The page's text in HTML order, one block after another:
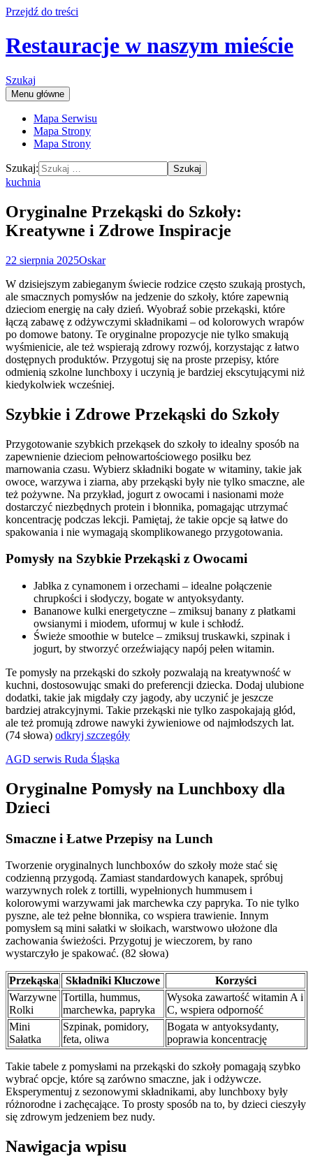
Przejdź do treści
Restauracje w naszym mieście
Szukaj
Menu główne
Mapa Serwisu
Mapa Strony
Mapa Strony
Szukaj:
kuchnia
Oryginalne Przekąski do Szkoły:
Kreatywne i Zdrowe Inspiracje
22 sierpnia 2025Oskar
W dzisiejszym zabieganym świecie rodzice często szukają prostych,
ale smacznych pomysłów na jedzenie do szkoły, które zapewnią
dzieciom energię na cały dzień. Wyobraź sobie przekąski, które
łączą zabawę z odżywczymi składnikami – od kolorowych wrapów
po domowe batony. Te oryginalne propozycje nie tylko smakują
wyśmienicie, ale też wspierają zdrowy rozwój, korzystając z łatwo
dostępnych produktów. Przygotuj się na proste przepisy, które
odmienią szkolne lunchboxy i uczynią je bardziej ekscytującymi niż
kiedykolwiek wcześniej.
Szybkie i Zdrowe Przekąski do Szkoły
Przygotowanie szybkich przekąsek do szkoły to idealny sposób na
zapewnienie dzieciom pełnowartościowego posiłku bez
marnowania czasu. Wybierz składniki bogate w witaminy, takie jak
owoce, warzywa i ziarna, aby przekąski były nie tylko smaczne, ale
też pożywne. Na przykład, jogurt z owocami i nasionami może
dostarczyć niezbędnych protein i błonnika, pomagając utrzymać
koncentrację podczas lekcji. Pamiętaj, że takie opcje są łatwe do
spakowania i nie wymagają skomplikowanego przygotowania.
Pomysły na Szybkie Przekąski z Owocami
Jabłka z cynamonem i orzechami – idealne połączenie
chrupkości i słodyczy, bogate w antyoksydanty.
Bananowe kulki energetyczne – zmiksuj banany z płatkami
owsianymi i miodem, uformuj w kule i schłodź.
Świeże smoothie w butelce – zmiksuj truskawki, szpinak i
jogurt, by stworzyć orzeźwiający napój pełen witamin.
Te pomysły na przekąski do szkoły pozwalają na kreatywność w
kuchni, dostosowując smaki do preferencji dziecka. Dodaj ulubione
dodatki, takie jak migdały czy jagody, aby uczynić je jeszcze
bardziej atrakcyjnymi. Takie przekąski nie tylko zaspokajają głód,
ale też promują zdrowe nawyki żywieniowe od najmłodszych lat.
(74 słowa) odkryj szczegóły
AGD serwis Ruda Śląska
Oryginalne Pomysły na Lunchboxy dla
Dzieci
Smaczne i Łatwe Przepisy na Lunch
Tworzenie oryginalnych lunchboxów do szkoły może stać się
codzienną przygodą. Zamiast standardowych kanapek, spróbuj
warzywnych rolek z tortilli, wypełnionych hummusem i
kolorowymi warzywami jak marchewka czy papryka. To nie tylko
pyszne, ale też pełne błonnika, co wspiera trawienie. Innym
pomysłem są mini sałatki w słoikach, warstwowo ułożone dla
zachowania świeżości. Przygotuj je wieczorem, by rano
wystarczyło je spakować. (82 słowa)
Przekąska Składniki Kluczowe
Korzyści
Warzywne
Rolki
Tortilla, hummus,
marchewka, papryka
Wysoka zawartość witamin A i
C, wspiera odporność
Mini
Sałatka
Szpinak, pomidory,
feta, oliwa
Bogata w antyoksydanty,
poprawia koncentrację
Takie tabele z pomysłami na przekąski do szkoły pomagają szybko
wybrać opcje, które są zarówno smaczne, jak i odżywcze.
Eksperymentuj z sezonowymi składnikami, aby lunchboxy były
różnorodne i zachęcające. To prosty sposób na to, by dzieci cieszyły
się zdrowym jedzeniem bez nudy.
Nawigacja wpisu